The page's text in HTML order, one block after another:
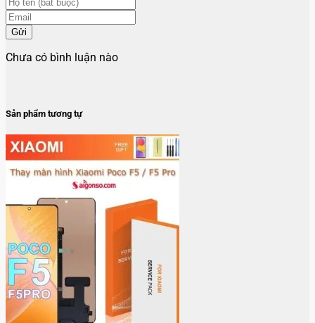
Gửi
Chưa có bình luận nào
Sản phẩm tương tự